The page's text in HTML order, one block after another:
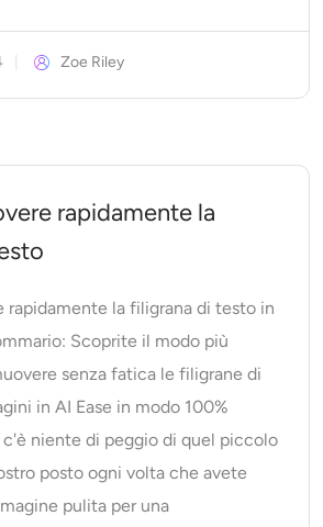
Zoe Riley
rapidamente la
rapidamente la filigrana di testo in
Scoprite il modo più
senza fatica le filigrane di
in AI Ease in modo 100%
c'è niente di peggio di quel piccolo
posto ogni volta che avete
pulita per una